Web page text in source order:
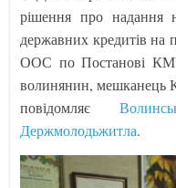
рішення про надання
державних кредитів
ООС по Постанові
волинянин, мешканець
повідомляє
Держмолодьжитла.